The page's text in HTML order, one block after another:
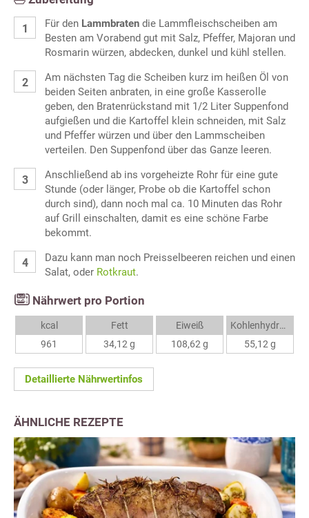
Für den Lammbraten die Lammfleischscheiben am
Besten am Vorabend gut mit Salz, Pfeffer, Majoran und
Rosmarin würzen, abdecken, dunkel und kühl stellen.
Am nächsten Tag die Scheiben kurz im heißen Öl von
beiden Seiten anbraten, in eine große Kasserolle
geben, den Bratenrückstand mit 1/2 Liter Suppenfond
aufgießen und die Kartoffel klein schneiden, mit Salz
und Pfeffer würzen und über den Lammscheiben
verteilen. Den Suppenfond über das Ganze leeren.
Anschließend ab ins vorgeheizte Rohr für eine gute
Stunde (oder länger, Probe ob die Kartoffel schon
durch sind), dann noch mal ca. 10 Minuten das Rohr
auf Grill einschalten, damit es eine schöne Farbe
bekommt.
Dazu kann man noch Preisselbeeren reichen und einen
Salat, oder Rotkraut.
Nährwert pro Portion
kcal
961
Fett
34,12 g
Eiweiß
108,62 g
Kohlenhydrate
55,12 g
Detaillierte Nährwertinfos
ÄHNLICHE REZEPTE